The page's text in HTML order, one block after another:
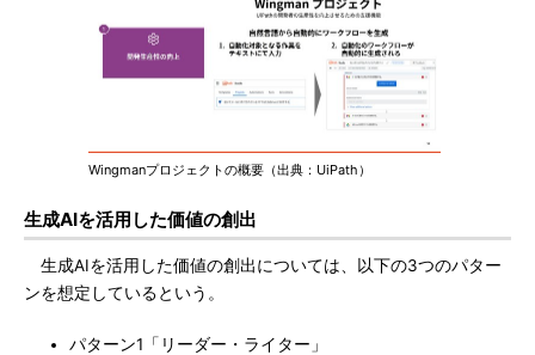
Wingmanプロジェクトの概要（出典：UiPath）
生成AIを活用した価値の創出
生成AIを活用した価値の創出については、以下の3つのパター
ンを想定しているという。
パターン1「リーダー・ライター」